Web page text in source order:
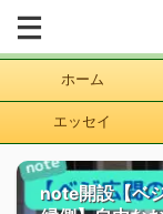
ホーム
エッセイ
note開設【ベ